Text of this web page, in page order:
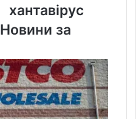
хантавірус
Новини за